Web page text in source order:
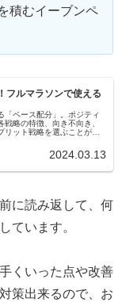
積むイーブンペ
フルマラソンで使える
「ペース配分」。ポジティ
略の特徴、向き不向き、
ット戦略を選ぶことが記
2024.03.13
に読み返して、何
ています。
くいった点や改善
策出来るので、お